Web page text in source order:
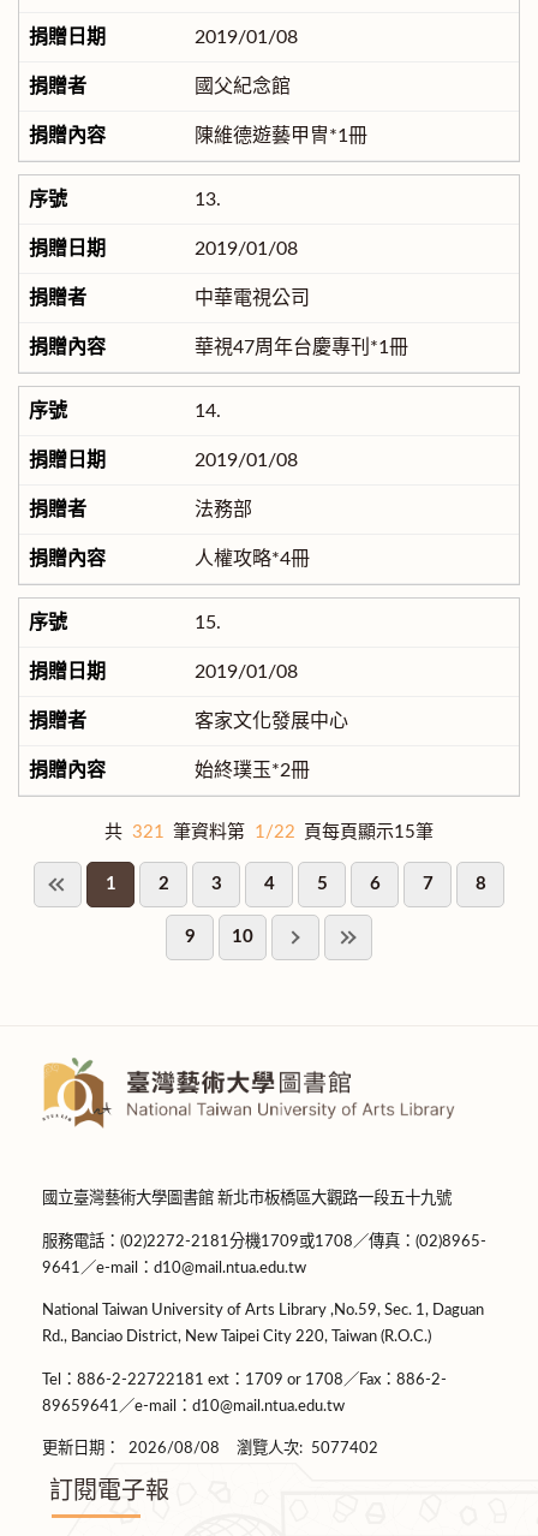
2019/01/08
國父紀念館
陳維德遊藝甲冑*1冊
13.
2019/01/08
中華電視公司
華視47周年台慶專刊*1冊
14.
2019/01/08
法務部
人權攻略*4冊
15.
2019/01/08
客家文化發展中心
始終璞玉*2冊
共 321 筆資料第 1/22 頁每頁顯示15筆
1 2 3 4 5 6 7 8
9 10
國立臺灣藝術大學圖書館 新北市板橋區大觀路一段五十九號
服務電話：(02)2272-2181分機1709或1708／傳真：(02)8965-
9641／e-mail：d10@mail.ntua.edu.tw
National Taiwan University of Arts Library ,No.59, Sec. 1, Daguan
Rd., Banciao District, New Taipei City 220, Taiwan (R.O.C.)
Tel：886-2-22722181 ext：1709 or 1708／Fax：886-2-
89659641／e-mail：d10@mail.ntua.edu.tw
更新日期： 2026/08/08 瀏覽人次: 5077402
訂閱電子報